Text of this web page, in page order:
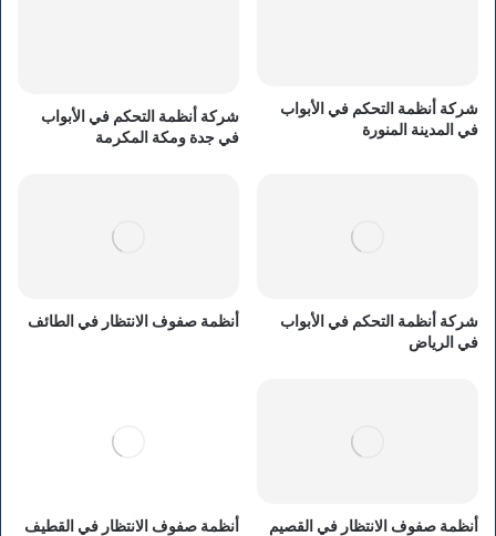
شركة أنظمة التحكم في الأبواب
في المدينة المنورة
شركة أنظمة التحكم في الأبواب
في جدة ومكة المكرمة
شركة أنظمة التحكم في الأبواب
في الرياض
أنظمة صفوف الانتظار في الطائف
أنظمة صفوف الانتظار في القصيم أنظمة صفوف الانتظار في القطيف